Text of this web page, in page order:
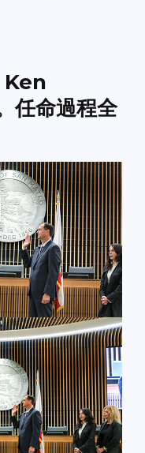
Ken
任命過程全